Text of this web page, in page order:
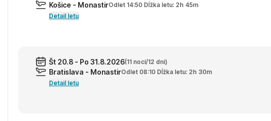
Košice - MonastirOdlet 14:50 Dĺžka letu: 2h 45m
Detail letu
Št 20.8 - Po 31.8.2026(11 nocí/12 dní)
Bratislava - MonastirOdlet 08:10 Dĺžka letu: 2h 30m
Detail letu